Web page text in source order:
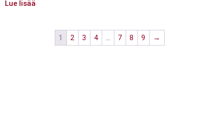
Lue lisää
1 2 3 4 7 8 9 →